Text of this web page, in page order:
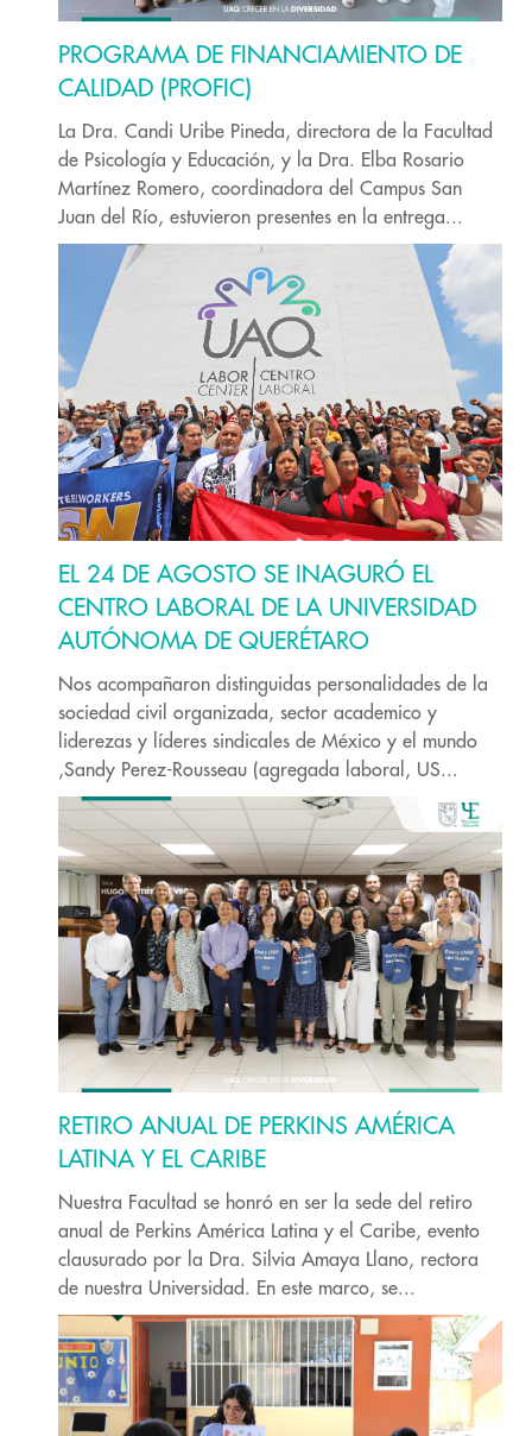
PROGRAMA DE FINANCIAMIENTO DE
CALIDAD (PROFIC)
La Dra. Candi Uribe Pineda, directora de la Facultad
de Psicología y Educación, y la Dra. Elba Rosario
Martínez Romero, coordinadora del Campus San
Juan del Río, estuvieron presentes en la entrega...
EL 24 DE AGOSTO SE INAGURÓ EL
CENTRO LABORAL DE LA UNIVERSIDAD
AUTÓNOMA DE QUERÉTARO
Nos acompañaron distinguidas personalidades de la
sociedad civil organizada, sector academico y
liderezas y líderes sindicales de México y el mundo
,Sandy Perez-Rousseau (agregada laboral, US...
RETIRO ANUAL DE PERKINS AMÉRICA
LATINA Y EL CARIBE
Nuestra Facultad se honró en ser la sede del retiro
anual de Perkins América Latina y el Caribe, evento
clausurado por la Dra. Silvia Amaya Llano, rectora
de nuestra Universidad. En este marco, se...